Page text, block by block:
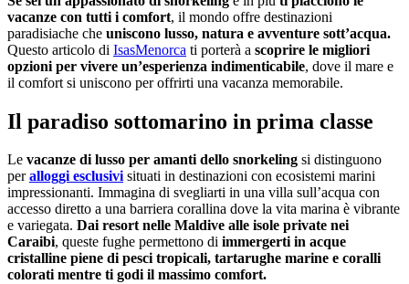
vacanze con tutti i comfort, il mondo offre destinazioni
paradisiache che uniscono lusso, natura e avventure sott’acqua.
Questo articolo di IsasMenorca ti porterà a scoprire le migliori
opzioni per vivere un’esperienza indimenticabile, dove il mare e
il comfort si uniscono per offrirti una vacanza memorabile.
Il paradiso sottomarino in prima classe
Le vacanze di lusso per amanti dello snorkeling si distinguono
peralloggi esclusivisituati in destinazioni con ecosistemi marini
impressionanti. Immagina di svegliarti in una villa sull’acqua con
accesso diretto a una barriera corallina dove la vita marina è vibrante
e variegata. Dai resort nelle Maldive alle isole private nei
Caraibi, queste fughe permettono di immergerti in acque
cristalline piene di pesci tropicali, tartarughe marine e coralli
colorati mentre ti godi il massimo comfort.